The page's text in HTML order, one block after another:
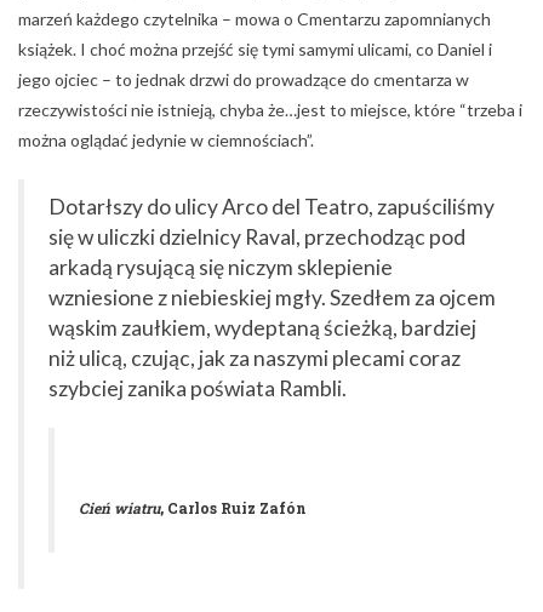
marzeń każdego czytelnika – mowa o Cmentarzu zapomnianych
książek. I choć można przejść się tymi samymi ulicami, co Daniel i
jego ojciec – to jednak drzwi do prowadzące do cmentarza w
rzeczywistości nie istnieją, chyba że…jest to miejsce, które “trzeba i
można oglądać jedynie w ciemnościach”.
Dotarłszy do ulicy Arco del Teatro, zapuściliśmy
się w uliczki dzielnicy Raval, przechodząc pod
arkadą rysującą się niczym sklepienie
wzniesione z niebieskiej mgły. Szedłem za ojcem
wąskim zaułkiem, wydeptaną ścieżką, bardziej
niż ulicą, czując, jak za naszymi plecami coraz
szybciej zanika poświata Rambli.
Cień wiatru, Carlos Ruiz Zafón